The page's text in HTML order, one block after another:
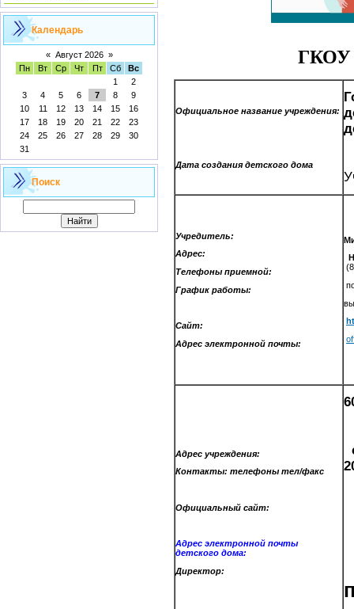
Календарь
« Август 2026 »
Пн
Вт Ср Чт Пт Сб
Вс
1
2
3
4 5 6 7 8
9
10
11 12 13 14 15
16
17
18 19 20 21 22
23
24
25 26 27 28 29
30
31
Поиск
ГКОУ
Официальное название учреждения:
Дата создания детского дома
Учредитель:
Адрес:
Телефоны приемной:
График работы:
Сайт:
Адрес электронной почты:
Адрес учреждения:
Контакты: телефоны тел/факс
Официальный сайт:
Адрес электронной почты
детского дома:
Директор: